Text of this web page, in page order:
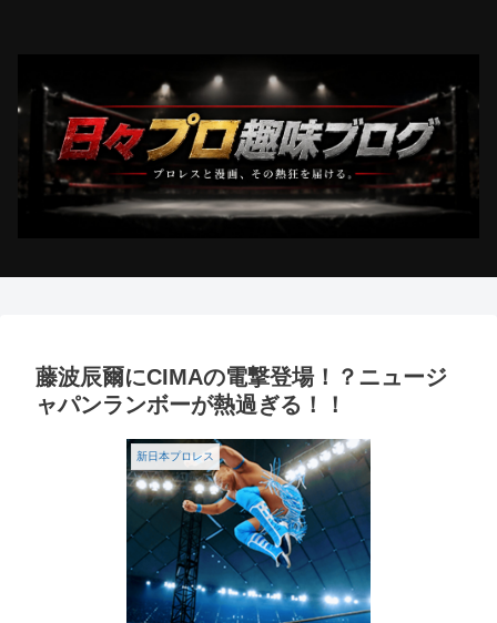
藤波辰爾にCIMAの電撃登場！？ニュージ
ャパンランボーが熱過ぎる！！
新日本プロレス